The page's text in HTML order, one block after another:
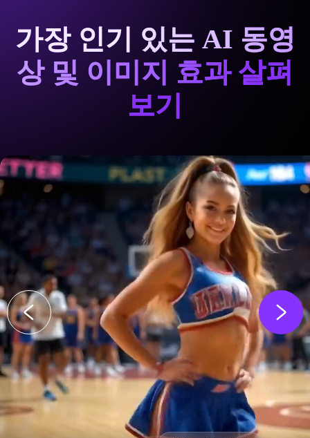
가장 인기 있는 AI 동영
상 및 이미지 효과 살펴
보기